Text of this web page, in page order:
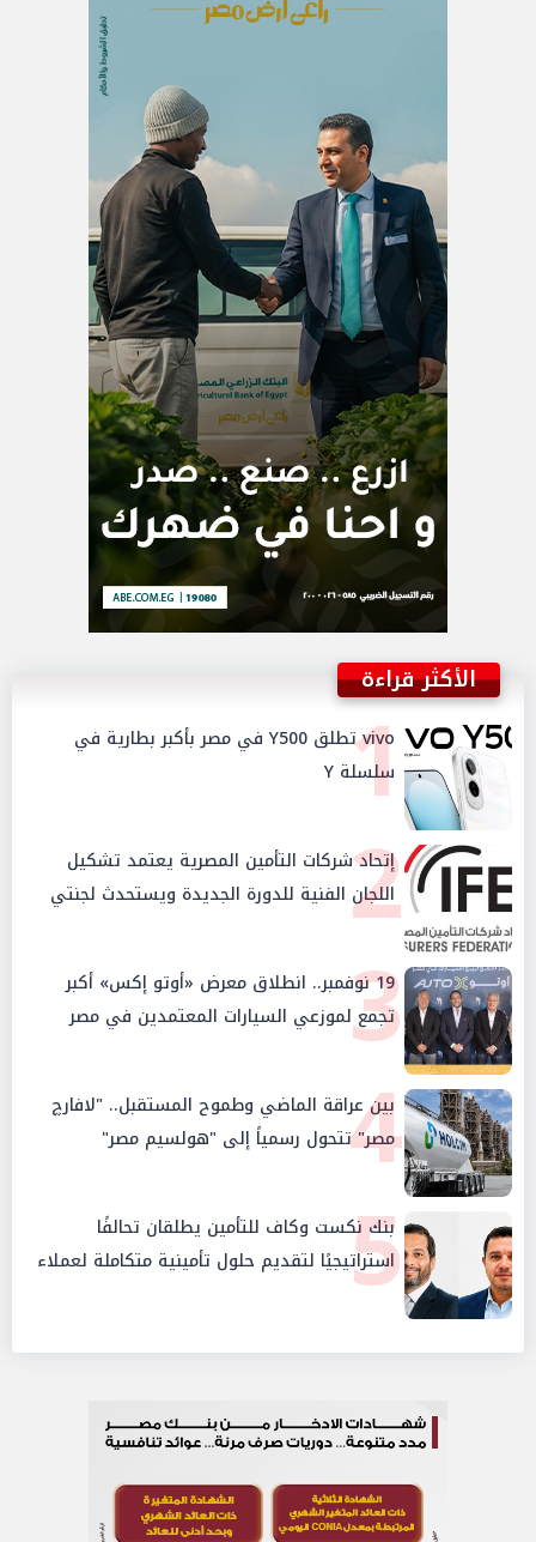
الأكثر قراءة
1
vivo تطلق Y500 في مصر بأكبر بطارية في
سلسلة Y
2
إتحاد شركات التأمين المصرية يعتمد تشكيل
اللجان الفنية للدورة الجديدة ويستحدث لجنتي
الأمن السيبراني والإستثمار والإدخار
319 نوفمبر.. انطلاق معرض «أوتو إكس» أكبر
تجمع لموزعي السيارات المعتمدين في مصر
4
بين عراقة الماضي وطموح المستقبل.. "لافارچ
مصر" تتحول رسمياً إلى "هولسيم مصر"
5
بنك نكست وكاف للتأمين يطلقان تحالفًا
استراتيجيًا لتقديم حلول تأمينية متكاملة لعملاء
البنك